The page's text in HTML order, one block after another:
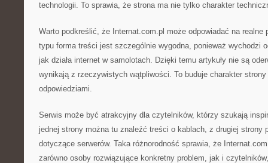
technologii. To sprawia, że strona ma nie tylko charakter
Warto podkreślić, że Internat.com.pl może odpowiadać na realne
typu forma treści jest szczególnie wygodna, ponieważ wychodzi
jak działa internet w samolotach. Dzięki temu artykuły nie są
wynikają z rzeczywistych wątpliwości. To buduje charakter
odpowiedziami.
Serwis może być atrakcyjny dla czytelników, którzy szukają
jednej strony można tu znaleźć treści o kablach, z drugiej strony
dotyczące serwerów. Taka różnorodność sprawia, że
zarówno osoby rozwiązujące konkretny problem, jak i